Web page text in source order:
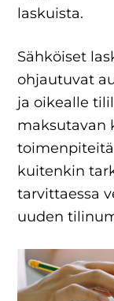
laskuista.
Sähköiset
ohjautuvat
ja oikealle
maksutavan
kuitenkin
tarvittaessa
uuden